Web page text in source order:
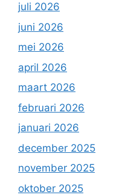
juli 2026
juni 2026
mei 2026
april 2026
maart 2026
februari 2026
januari 2026
december 2025
november 2025
oktober 2025